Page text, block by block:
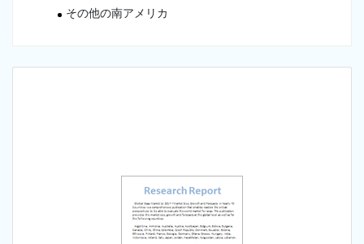
その他の南アメリカ